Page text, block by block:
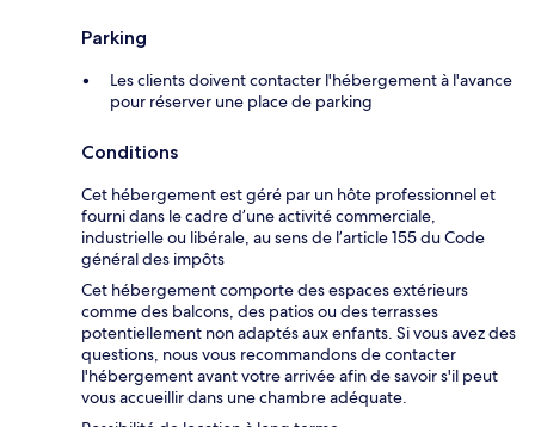
Parking
Les clients doivent contacter l'hébergement à l'avance
pour réserver une place de parking
Conditions
Cet hébergement est géré par un hôte professionnel et
fourni dans le cadre d’une activité commerciale,
industrielle ou libérale, au sens de l’article 155 du Code
général des impôts
Cet hébergement comporte des espaces extérieurs
comme des balcons, des patios ou des terrasses
potentiellement non adaptés aux enfants. Si vous avez des
questions, nous vous recommandons de contacter
l'hébergement avant votre arrivée afin de savoir s'il peut
vous accueillir dans une chambre adéquate.